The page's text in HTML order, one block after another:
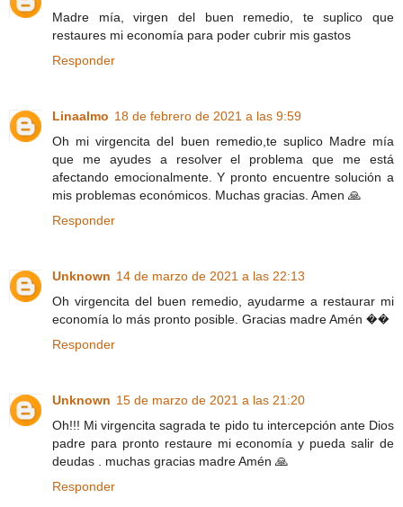
Madre mía, virgen del buen remedio, te suplico que
restaures mi economía para poder cubrir mis gastos
Responder
Linaalmo 18 de febrero de 2021 a las 9:59
Oh mi virgencita del buen remedio,te suplico Madre mía
que me ayudes a resolver el problema que me está
afectando emocionalmente. Y pronto encuentre solución a
mis problemas económicos. Muchas gracias. Amen 🙏
Responder
Unknown 14 de marzo de 2021 a las 22:13
Oh virgencita del buen remedio, ayudarme a restaurar mi
economía lo más pronto posible. Gracias madre Amén ��
Responder
Unknown 15 de marzo de 2021 a las 21:20
Oh!!! Mi virgencita sagrada te pido tu intercepción ante Dios
padre para pronto restaure mi economía y pueda salir de
deudas . muchas gracias madre Amén 🙏
Responder